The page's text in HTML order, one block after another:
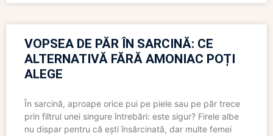
VOPSEA DE PĂR ÎN SARCINĂ: CE
ALTERNATIVĂ FĂRĂ AMONIAC POȚI
ALEGE
În sarcină, aproape orice pui pe piele sau pe păr trece
prin filtrul unei singure întrebări: este sigur? Firele albe
nu dispar pentru că ești însărcinată, dar multe femei